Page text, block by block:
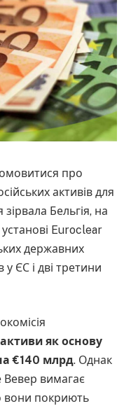
про
активів для
Бельгія, на
установі Euroclear
державних
у ЄС і дві третини
як основу
€140 млрд. Однак
Вевер вимагає
вони покриють